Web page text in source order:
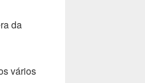
da
vários